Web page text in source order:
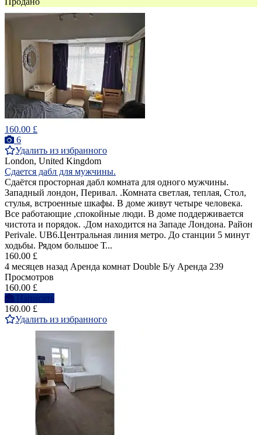
160.00 £
6
Удалить из избранного
London, United Kingdom
Сдается дабл для мужчины.
Cдаётся просторная дабл комната для одного мужчины.
Западный лондон, Перивал. .Комната светлая, теплая, Стол,
стулья, встроенные шкафы. В доме живут четыре человека.
Все работающие ,спокойные люди. В доме поддерживается
чистота и порядок. .Дом находится на Западе Лондона. Район
Perivale. UB6.Центральная линия метро. До станции 5 минут
ходьбы. Рядом большое Т...
160.00 £
4 месяцев назад Аренда комнат Double Б/у Аренда 239
Просмотров
160.00 £
Написать
160.00 £
Удалить из избранного